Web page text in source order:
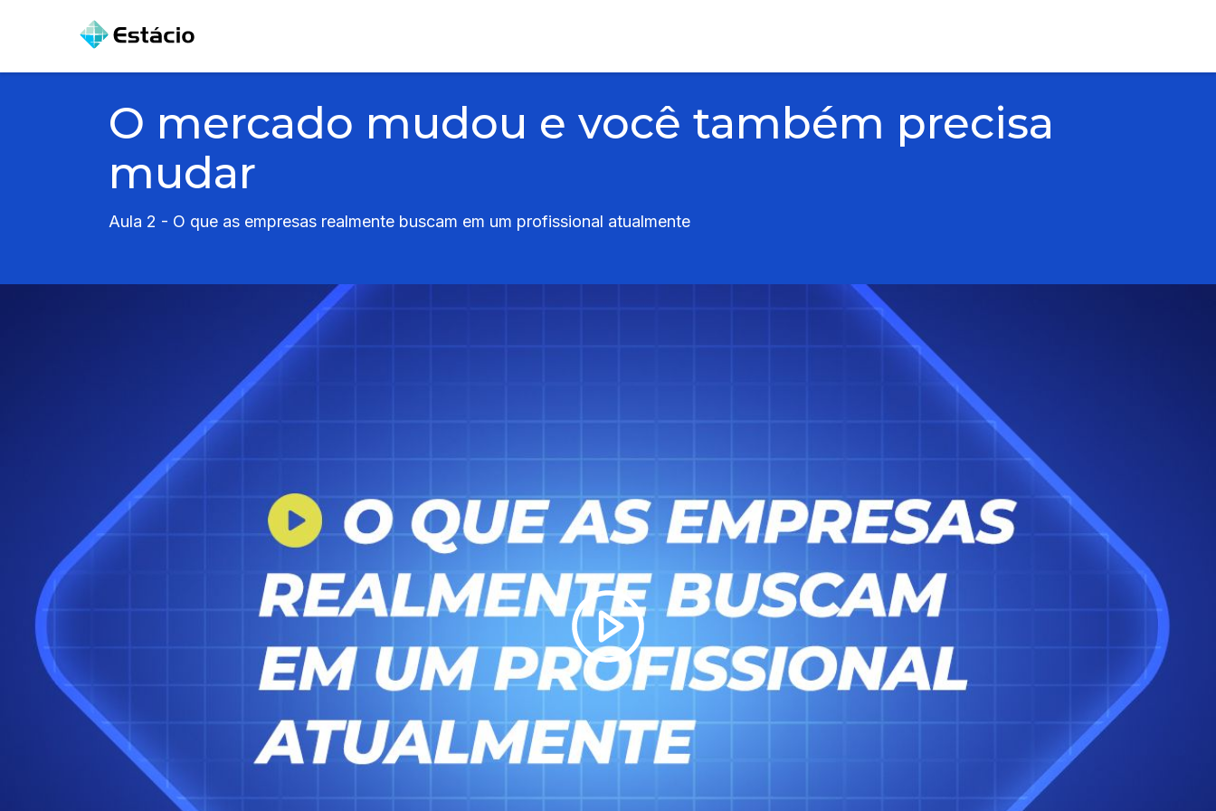
O mercado mudou e você também precisa
mudar
Aula 2 - O que as empresas realmente buscam em um profissional atualmente